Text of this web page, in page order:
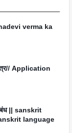
verma ka
Application
|| sanskrit
language